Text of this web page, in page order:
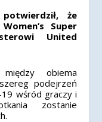
że
Super
United
obiema
podejrzeń
wśród graczy i
zostanie